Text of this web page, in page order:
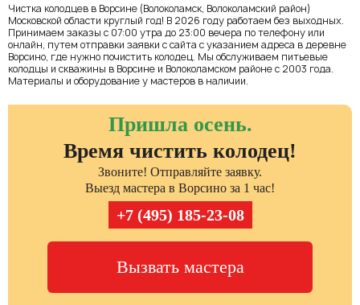
Чистка колодцев в Ворсине (Волоколамск, Волоколамский район)
Московской области круглый год! В 2026 году работаем без выходных.
Принимаем заказы с 07:00 утра до 23:00 вечера по телефону или
онлайн, путем отправки заявки с сайта с указанием адреса в деревне
Ворсино, где нужно почистить колодец. Мы обслуживаем питьевые
колодцы и скважины в Ворсине и Волоколамском районе с 2003 года.
Материалы и оборудование у мастеров в наличии.
Пришла осень.
Время чистить колодец!
Звоните! Отправляйте заявку.
Выезд мастера в Ворсино за 1 час!
+7 (495) 185-23-08
Вызвать мастера